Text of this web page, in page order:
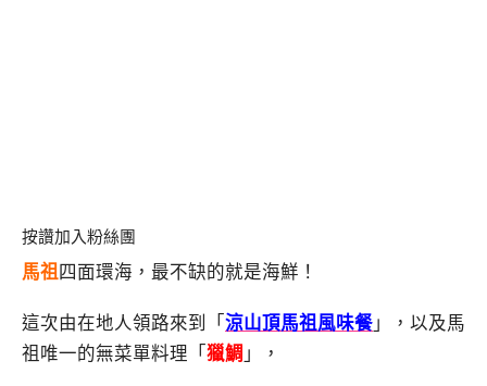
按讚加入粉絲團
馬祖四面環海，最不缺的就是海鮮！
這次由在地人領路來到「涼山頂馬祖風味餐」，以及馬
祖唯一的無菜單料理「獵鯛 」，